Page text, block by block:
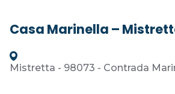
Casa Marinella –
Mistretta - 98073 - Contrada